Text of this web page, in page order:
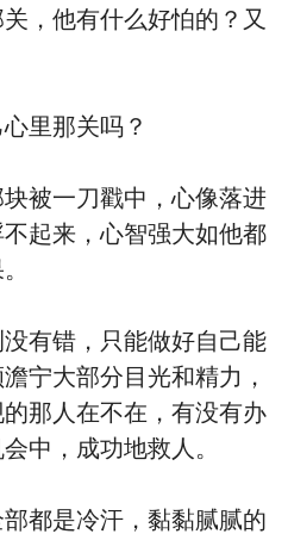
，他有什么好怕的？又
里那关吗？
被一刀戳中，心像落进
起来，心智强大如他都
有错，只能做好自己能
宁大部分目光和精力，
那人在不在，有没有办
中，成功地救人。
都是冷汗，黏黏腻腻的